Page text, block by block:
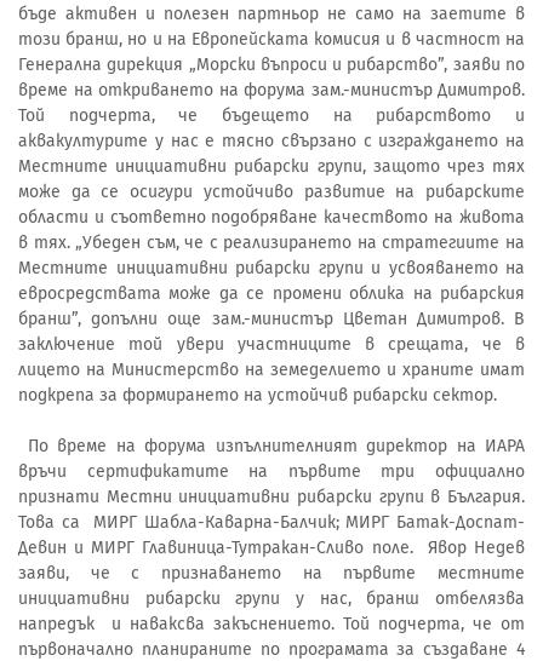
бъде активен и полезен партньор не само на заетите в
този бранш, но и на Европейската комисия и в частност на
Генерална дирекция „Морски въпроси и рибарство”, заяви по
време на откриването на форума зам.-министър Димитров.
Той подчерта, че бъдещето на рибарството и
аквакултурите у нас е тясно свързано с изграждането на
Местните инициативни рибарски групи, защото чрез тях
може да се осигури устойчиво развитие на рибарските
области и съответно подобряване качеството на живота
в тях. „Убеден съм, че с реализирането на стратегиите на
Местните инициативни рибарски групи и усвояването на
евросредствата може да се промени облика на рибарския
бранш”, допълни още зам.-министър Цветан Димитров. В
заключение той увери участниците в срещата, че в
лицето на Министерство на земеделието и храните имат
подкрепа за формирането на устойчив рибарски сектор.
По време на форума изпълнителният директор на ИАРА
връчи сертификатите на първите три официално
признати Местни инициативни рибарски групи в България.
Това са МИРГ Шабла-Каварна-Балчик; МИРГ Батак-Доспат-
Девин и МИРГ Главиница-Тутракан-Сливо поле. Явор Недев
заяви, че с признаването на първите местните
инициативни рибарски групи у нас, бранш отбелязва
напредък и наваксва закъснението. Той подчерта, че от
първоначално планираните по програмата за създаване 4